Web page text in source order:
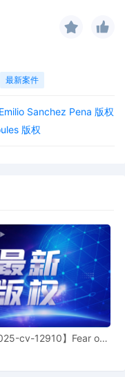
pursuant to
Plaintiff ShinStar LLC
complaint[1]
ShinStar LLC; Filing
AILNDC-
最新案件
Sanchez Pena 版权
版权
cv-12910】Fear of